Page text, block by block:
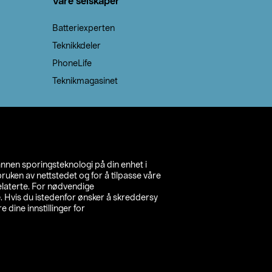
sporingsteknologi på din enhet i
av nettstedet og for å tilpasse våre
For nødvendige
Hvis du istedenfor ønsker å skreddersy
dine innstillinger for
Batteriexperten
Teknikkdeler
PhoneLife
Teknikmagasinet